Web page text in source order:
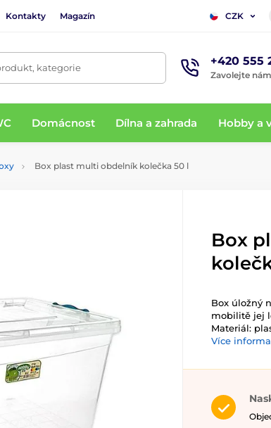
Kontakty Magazín CZK
kategorie +420 555
Zavolejte nám
Domácnost Dílna a zahrada Hobby a
Box plast multi obdelník kolečka 50 l
Box
Box úložný
mobilitě jej
Materiál:
Více